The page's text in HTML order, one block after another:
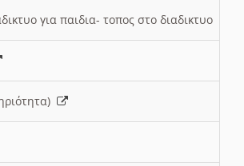
για παιδια- τοπος στο διαδικτυο